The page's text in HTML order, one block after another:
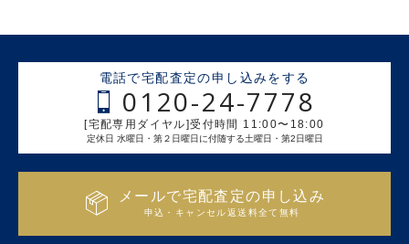
電話で宅配査定の申し込みをする
0120-24-7778
[宅配専用ダイヤル]受付時間 11:00〜18:00
定休日 水曜日・第２日曜日に付随する土曜日・第2日曜日
メールで宅配査定の申し込み
申込・キャンセル返送料全て無料